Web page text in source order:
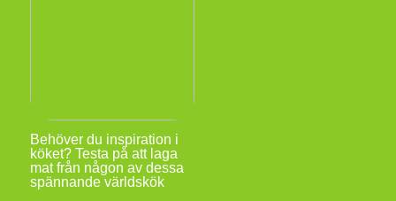
Behöver du inspiration i
köket? Testa på att laga
mat från någon av dessa
spännande världskök